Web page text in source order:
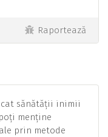
Raportează
sănătății inimii
menține
prin metode